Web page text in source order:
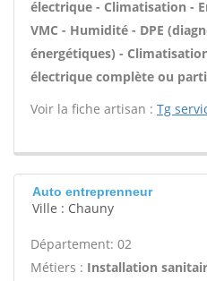
électrique - Climatisation -
VMC - Humidité - DPE
énergétiques) -
électrique complète ou
Voir la fiche artisan : Tg
Auto entreprenneur
Ville : Chauny
Département: 02
Métiers : Installation